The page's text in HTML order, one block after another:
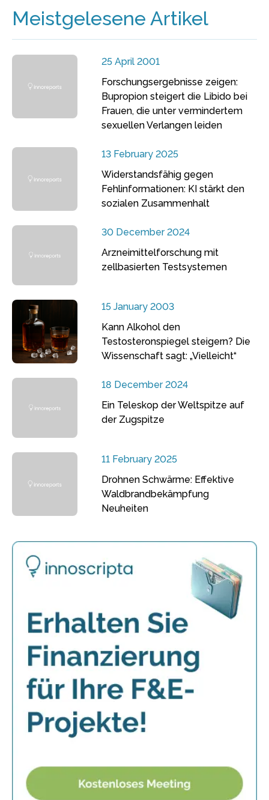
Meistgelesene Artikel
25 April 2001
Forschungsergebnisse zeigen:
Bupropion steigert die Libido bei
Frauen, die unter vermindertem
sexuellen Verlangen leiden
13 February 2025
Widerstandsfähig gegen
Fehlinformationen: KI stärkt den
sozialen Zusammenhalt
30 December 2024
Arzneimittelforschung mit
zellbasierten Testsystemen
15 January 2003
Kann Alkohol den
Testosteronspiegel steigern? Die
Wissenschaft sagt: „Vielleicht“
18 December 2024
Ein Teleskop der Weltspitze auf
der Zugspitze
11 February 2025
Drohnen Schwärme: Effektive
Waldbrandbekämpfung
Neuheiten